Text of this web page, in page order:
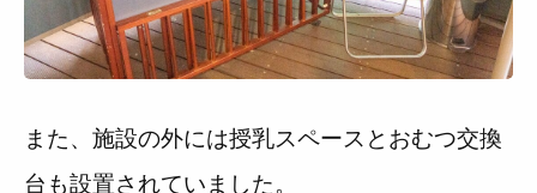
また、施設の外には授乳スペースとおむつ交換
台も設置されていました。